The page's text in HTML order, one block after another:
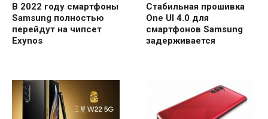
В 2022 году смартфоны
Samsung полностью
перейдут на чипсет
Exynos
Стабильная прошивка
One UI 4.0 для
смартфонов Samsung
задерживается